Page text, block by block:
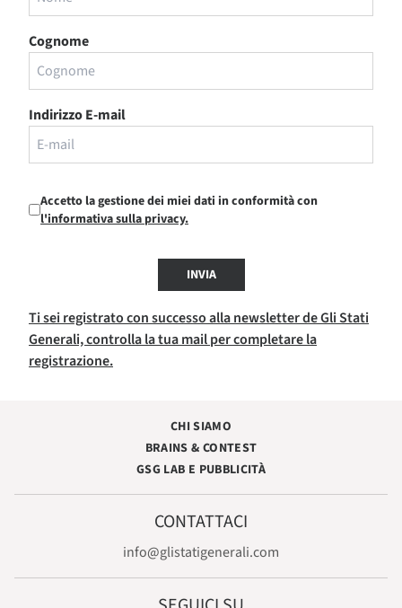
Cognome
Indirizzo E-mail
Accetto la gestione dei miei dati in conformità con
l'informativa sulla privacy.
INVIA
Ti sei registrato con successo alla newsletter de Gli Stati
Generali, controlla la tua mail per completare la
registrazione.
CHI SIAMO
BRAINS & CONTEST
GSG LAB E PUBBLICITÀ
CONTATTACI
info@glistatigenerali.com